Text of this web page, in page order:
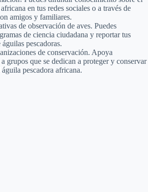
en tus redes sociales o a través de
amigos y familiares.
de observación de aves. Puedes
de ciencia ciudadana y reportar tus
pescadoras.
de conservación. Apoya
grupos que se dedican a proteger y conservar
pescadora africana.